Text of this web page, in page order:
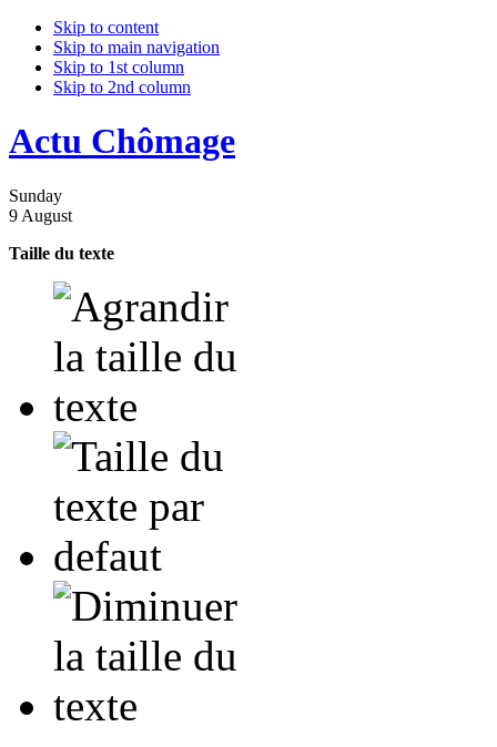
Skip to content
Skip to main navigation
Skip to 1st column
Skip to 2nd column
Actu Chômage
Sunday
9 August
Taille du texte